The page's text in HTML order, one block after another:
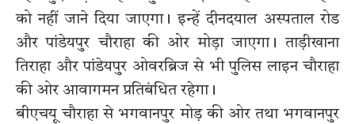
को नहीं जाने दिया जाएगा। इन्हें दीनदयाल अस्पताल रोड
और पांडेयपुर चौराहा की ओर मोड़ा जाएगा। ताड़ीखाना
तिराहा और पांडेयपुर ओवरब्रिज से भी पुलिस लाइन चौराहा
की ओर आवागमन प्रतिबंधित रहेगा।
बीएचयू चौराहा से भगवानपुर मोड़ की ओर तथा भगवानपुर